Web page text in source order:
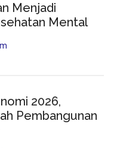
Menjadi
Mental
2026,
Pembangunan